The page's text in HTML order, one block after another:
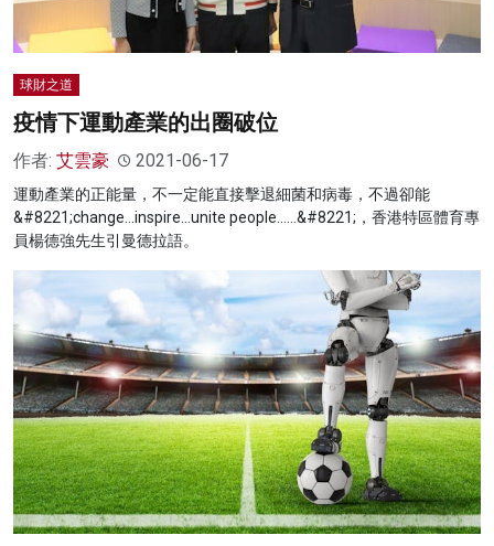
球財之道
疫情下運動產業的出圈破位
作者: 艾雲豪 2021-06-17
運動產業的正能量，不一定能直接擊退細菌和病毒，不過卻能
&#8221;change…inspire…unite people……&#8221;，香港特區體育專
員楊德強先生引曼德拉語。